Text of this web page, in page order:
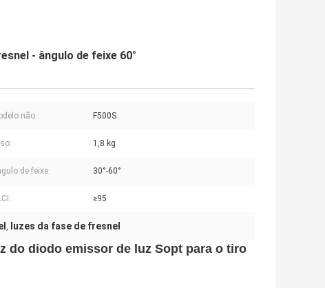
- ângulo de feixe 60°
não.: F500S
1,8 kg
de feixe: 30°-60°
≥95
, luzes da fase de fresnel
do diodo emissor de luz Sopt para o tiro